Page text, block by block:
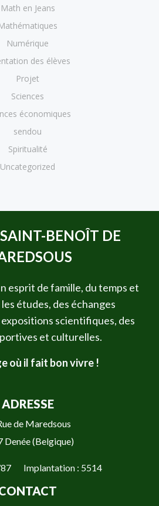
Math en Jeans
Numérique
des élèves
Projet
Sciences
économiques
sendou
Spiritualité
Uncategorized
BENOÎT DE
esprit de famille, du temps et
études, des échanges
scientifiques, des
et culturelles.
où il fait bon vivre !
ADRESSE
de Maredsous
Denée (Belgique)
Implantation : 5514